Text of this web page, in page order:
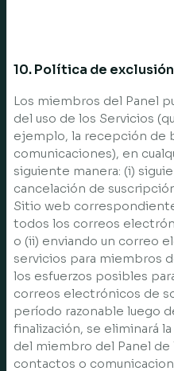
10. Política de
Los miembros del Panel
del uso de los Servicios
ejemplo, la recepción de
comunicaciones), en
siguiente manera: (i)
cancelación de
Sitio web
todos los correos
o (ii) enviando un correo
servicios para miembros
los esfuerzos posibles
correos electrónicos de
período razonable luego
finalización, se eliminará
del miembro del Panel
contactos o